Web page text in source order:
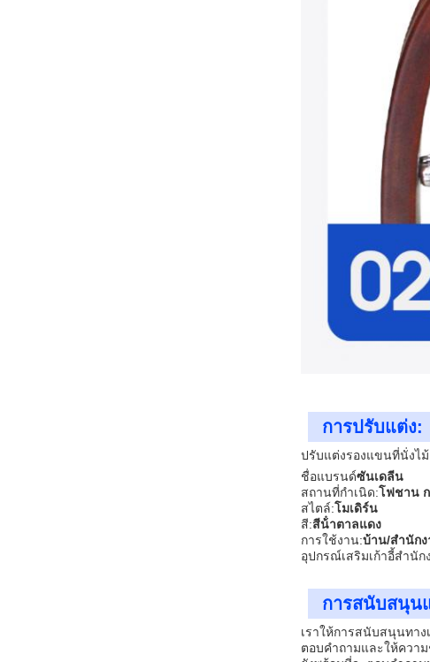
การปรับแต่ง:
ปรับแต่งรองแขนที่นั่งไ
ชื่อแบรนด์ซันเดลีน
สถานที่กําเนิด:โฟชาน
สไตล์:โมเดิร์น
สี:สีน้ําตาลแดง
การใช้งาน:บ้าน/สํานัก
อุปกรณ์เสริมเก้าอี้สํานัก
การสนับสนุน
เราให้การสนับสนุนทา
ตอบคําถามและให้ควา